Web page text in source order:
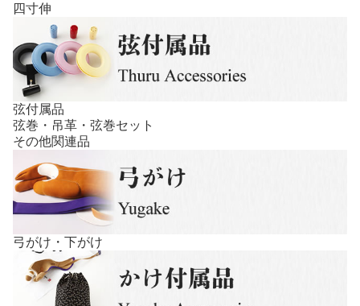
四寸伸
弦付属品
弦巻・吊革・弦巻セット
その他関連品
弓がけ・下がけ